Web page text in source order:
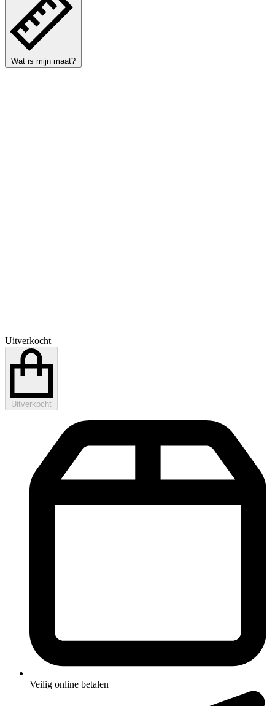
Wat is mijn maat?
Uitverkocht
Uitverkocht
Veilig online betalen